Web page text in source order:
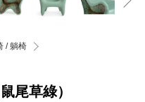
/ 躺椅
尾草綠）